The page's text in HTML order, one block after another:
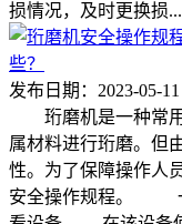
损情况，及时更换损...
些？
发布日期：2023-05-11
珩磨机是一种常用
属材料进行珩磨。但
性。为了保障操作人
安全操作规程。